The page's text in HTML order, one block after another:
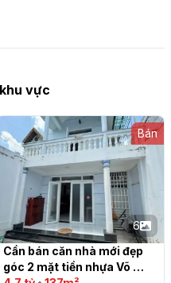
vực
Bán
6
Cần bán căn nhà mới đẹp
góc 2 mặt tiền nhựa Võ